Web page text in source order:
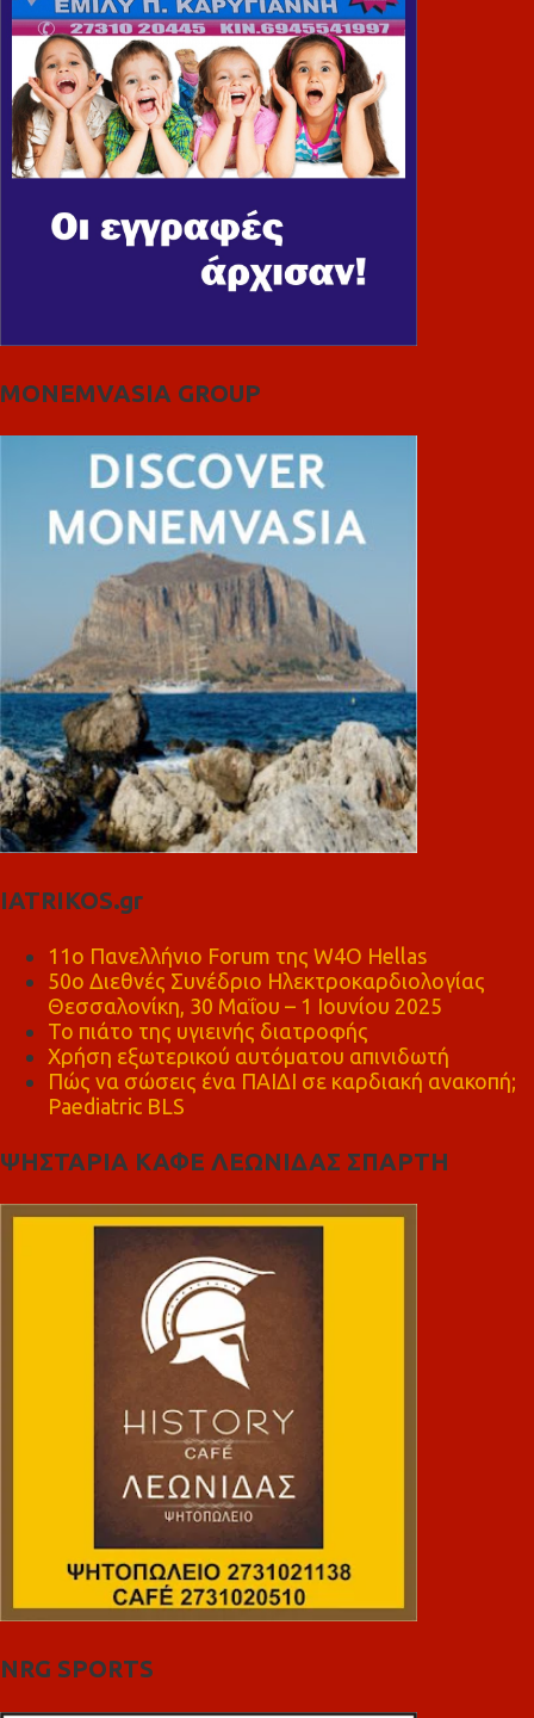
MONEMVASIA GROUP
IATRIKOS.gr
11ο Πανελλήνιο Forum της W4O Hellas
50ο Διεθνές Συνέδριο Ηλεκτροκαρδιολογίας
Θεσσαλονίκη, 30 Μαΐου – 1 Ιουνίου 2025
Το πιάτο της υγιεινής διατροφής
Χρήση εξωτερικού αυτόματου απινιδωτή
Πώς να σώσεις ένα ΠΑΙΔΙ σε καρδιακή ανακοπή;
Paediatric BLS
ΨΗΣΤΑΡΙΑ ΚΑΦΕ ΛΕΩΝΙΔΑΣ ΣΠΑΡΤΗ
NRG SPORTS